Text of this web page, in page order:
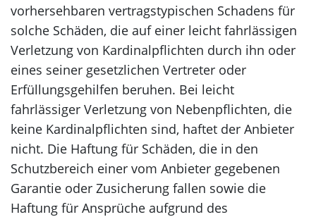
vorhersehbaren vertragstypischen Schadens für
solche Schäden, die auf einer leicht fahrlässigen
Verletzung von Kardinalpflichten durch ihn oder
eines seiner gesetzlichen Vertreter oder
Erfüllungsgehilfen beruhen. Bei leicht
fahrlässiger Verletzung von Nebenpflichten, die
keine Kardinalpflichten sind, haftet der Anbieter
nicht. Die Haftung für Schäden, die in den
Schutzbereich einer vom Anbieter gegebenen
Garantie oder Zusicherung fallen sowie die
Haftung für Ansprüche aufgrund des